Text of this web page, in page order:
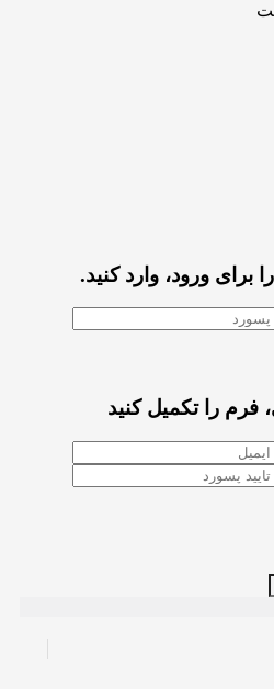
برای ورود، وارد کنید.
فرم را تکمیل کنید